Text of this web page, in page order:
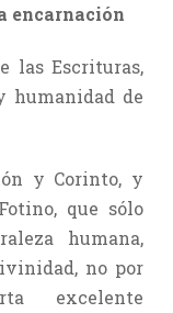
encarnación
las Escrituras,
humanidad de
y Corinto, y
que sólo
humana,
no por
excelente